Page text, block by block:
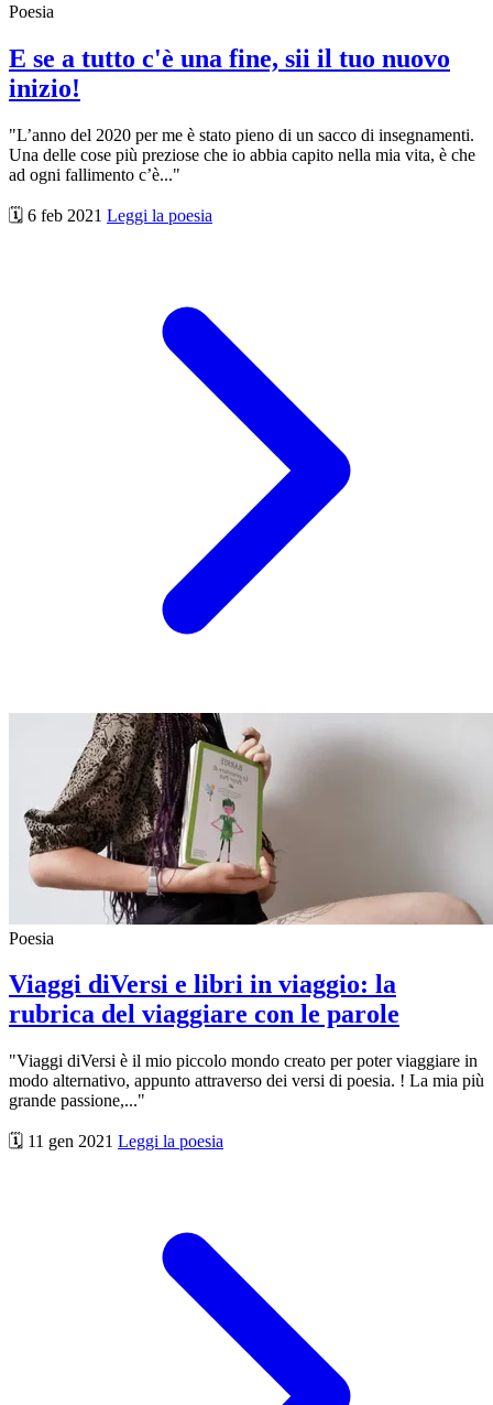
Poesia
E se a tutto c'è una fine, sii il tuo nuovo
inizio!
"L’anno del 2020 per me è stato pieno di un sacco di insegnamenti.
Una delle cose più preziose che io abbia capito nella mia vita, è che
ad ogni fallimento c’è..."
🗓️ 6 feb 2021 Leggi la poesia
Poesia
Viaggi diVersi e libri in viaggio: la
rubrica del viaggiare con le parole
"Viaggi diVersi è il mio piccolo mondo creato per poter viaggiare in
modo alternativo, appunto attraverso dei versi di poesia. ! La mia più
grande passione,..."
🗓️ 11 gen 2021 Leggi la poesia